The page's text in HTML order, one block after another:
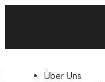
Über Uns